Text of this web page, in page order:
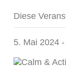
Diese
5. Mai 2024 -